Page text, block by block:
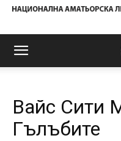
Вайс Сити
Гълъбите